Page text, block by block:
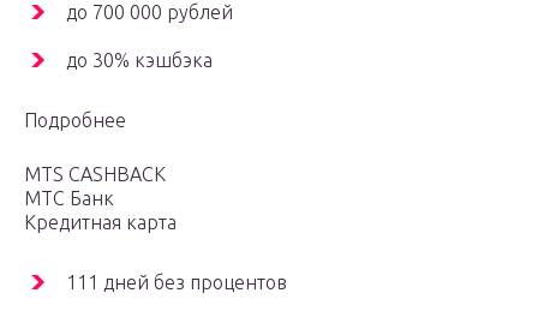
до 700 000 рублей
до 30% кэшбэка
Подробнее
MTS CASHBACK
МТС Банк
Кредитная карта
111 дней без процентов